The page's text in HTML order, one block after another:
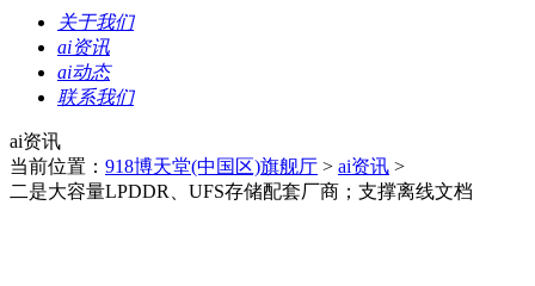
关于我们
ai资讯
ai动态
联系我们
ai资讯
当前位置： 918博天堂(中国区)旗舰厅 > ai资讯 >
二是大容量LPDDR、UFS存储配套厂商；支撑离线文档